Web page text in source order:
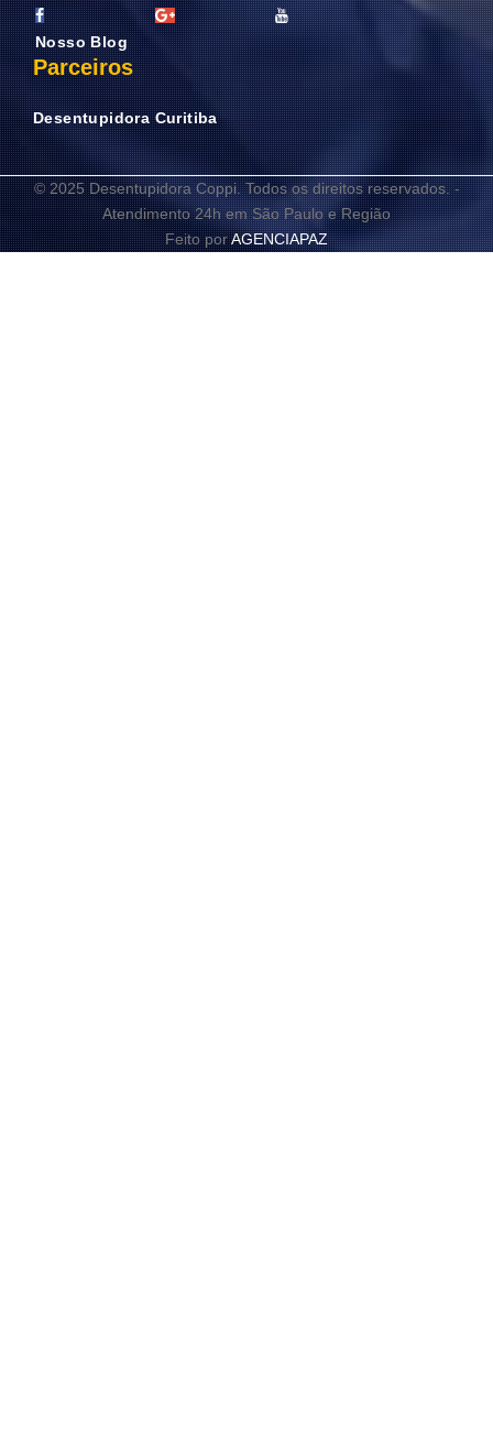
Nosso Blog
Parceiros
Desentupidora Curitiba
© 2025 Desentupidora Coppi. Todos os direitos reservados. -
Atendimento 24h em São Paulo e Região
Feito porAGENCIAPAZ